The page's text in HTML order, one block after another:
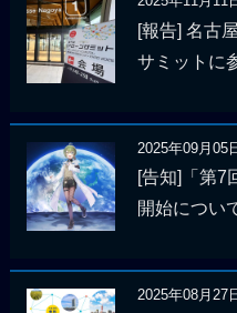
[報告] 名古
サミットに
2025年09月05
[告知]「第7
開始につい
2025年08月27